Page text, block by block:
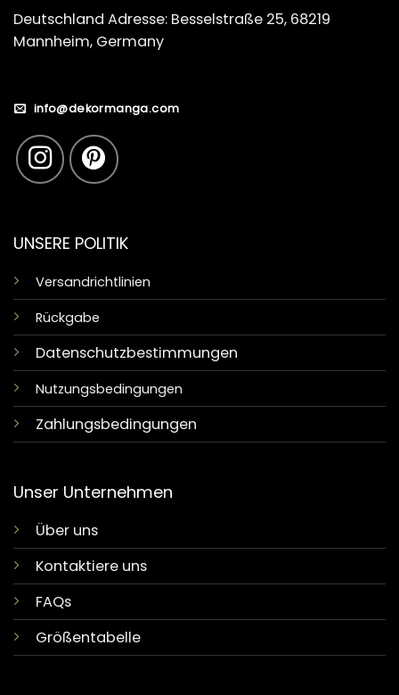
Deutschland Adresse: Besselstraße 25, 68219
Mannheim, Germany
info@dekormanga.com
UNSERE POLITIK
Versandrichtlinien
Rückgabe
Datenschutzbestimmungen
Nutzungsbedingungen
Zahlungsbedingungen
Unser Unternehmen
Über uns
Kontaktiere uns
FAQs
Größentabelle